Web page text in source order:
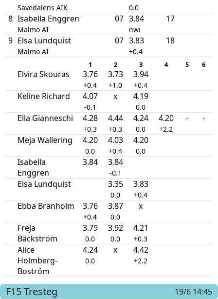
Sävedalens AIK 0.0
8 Isabella Enggren
Malmö AI
07 3.84
nwi
17
9 Elsa Lundquist
Malmö AI
07 3.83
+0.4
18
1 2 3 4 5 6
Elvira Skouras 3.76
+0.4
3.73
+1.0
3.94
+0.4
Keline Richard 4.07
-0.1
x 4.19
0.0
Ella Gianneschi 4.28
+0.3
4.44
+0.3
4.24
0.0
4.20
+2.2
- -
Meja Wallering 4.20
0.0
4.03
+0.4
4.20
0.0
Isabella
Enggren
3.84 3.84
-0.1
Elsa Lundquist 3.35
0.0
3.83
+0.4
Ebba Bränholm 3.76
+0.4
3.87
0.0
x
Freja
Bäckström
3.79
0.0
3.92
0.0
4.21
+0.3
Alice
Holmberg-
Boström
4.24
0.0
x 4.42
+2.2
F15Tresteg
19/6 14:45